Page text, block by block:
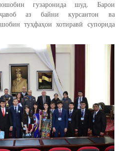
гузаронида шуд. Барои
аз байни курсантон ва
туҳфаҳои хотиравӣ супорида